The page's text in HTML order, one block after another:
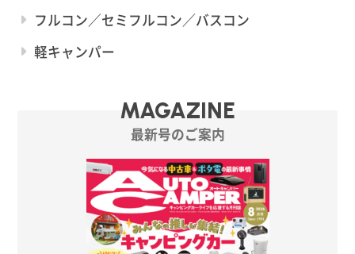
フルコン／セミフルコン／バスコン
軽キャンパー
MAGAZINE
最新号のご案内